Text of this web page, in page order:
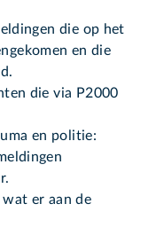
die op het
en die
die via P2000
en politie:
er aan de